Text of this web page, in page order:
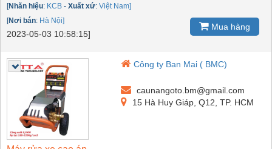
[Nhãn hiệu: KCB - Xuất xứ: Việt Nam]
[Nơi bán: Hà Nội]
2023-05-03 10:58:15]
Mua hàng
Công ty Ban Mai ( BMC)
caunangoto.bm@gmail.com
15 Hà Huy Giáp, Q12, TP. HCM